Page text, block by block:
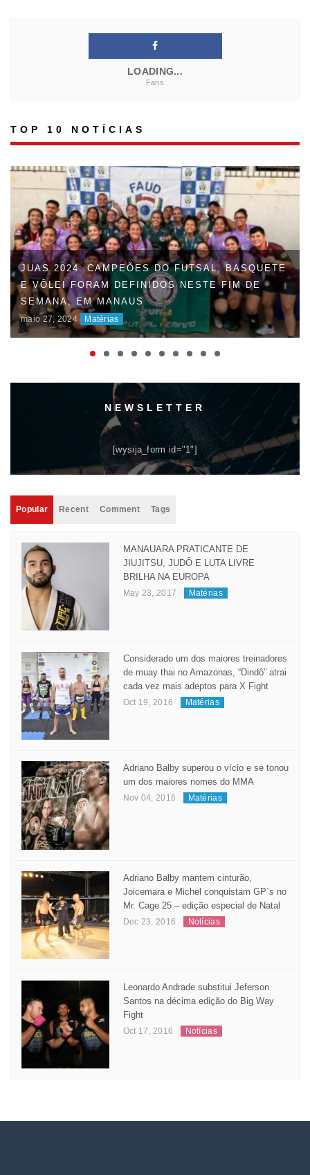
LOADING...
Fans
TOP 10 NOTÍCIAS
FAUD DÁ INÍCIO À 47ª EDIÇÃO DOS JOGOS
UNIVERSITÁRIOS DO AMAZONAS (JUAS) E
DISPUTAS ACIRRADAS MARCAM O INÍCIO DA
JUAS 2024: CAMPEÕES DO FUTSAL, BASQUETE
E VÔLEI FORAM DEFINIDOS NESTE FIM DE
SEMANA, EM MANAUS
maio 27, 2024 Matérias
NEWSLETTER
[wysija_form id="1"]
Popular Recent Comment Tags
MANAUARA PRATICANTE DE
JIUJITSU, JUDÔ E LUTA LIVRE
BRILHA NA EUROPA
May 23, 2017 Matérias
Considerado um dos maiores treinadores
de muay thai no Amazonas, “Dindô” atrai
cada vez mais adeptos para X Fight
Oct 19, 2016 Matérias
Adriano Balby superou o vício e se tonou
um dos maiores nomes do MMA
Nov 04, 2016 Matérias
Adriano Balby mantem cinturão,
Joicemara e Michel conquistam GP´s no
Mr. Cage 25 – edição especial de Natal
Dec 23, 2016 Notícias
Leonardo Andrade substitui Jeferson
Santos na décima edição do Big Way
Fight
Oct 17, 2016 Notícias